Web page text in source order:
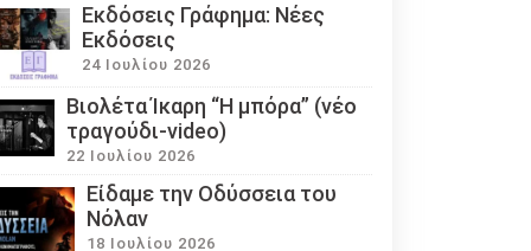
Εκδόσεις Γράφημα: Νέες
Εκδόσεις
24 Ιουλίου 2026
Βιολέτα Ίκαρη “Η μπόρα” (νέο
τραγούδι-video)
22 Ιουλίου 2026
Eίδαμε την Οδύσσεια του
Νόλαν
18 Ιουλίου 2026